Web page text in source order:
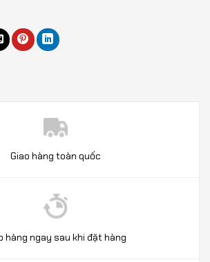
Giao hàng toàn quốc
hàng ngay sau khi đặt hàng